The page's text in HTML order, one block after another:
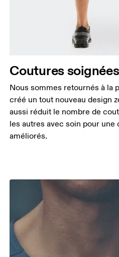
Coutures soignées
Nous sommes retournés à la
créé un tout nouveau design
aussi réduit le nombre de
les autres avec soin pour
améliorés.